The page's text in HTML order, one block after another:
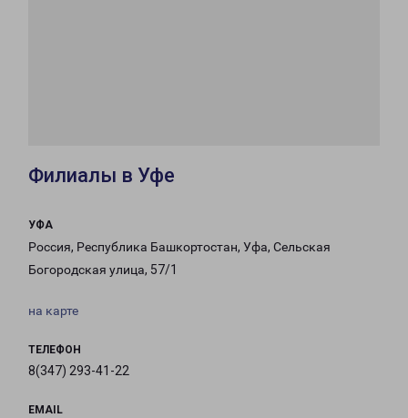
Филиалы в Уфе
УФА
Россия, Республика Башкортостан, Уфа, Сельская
Богородская улица, 57/1
на карте
ТЕЛЕФОН
8(347) 293-41-22
EMAIL